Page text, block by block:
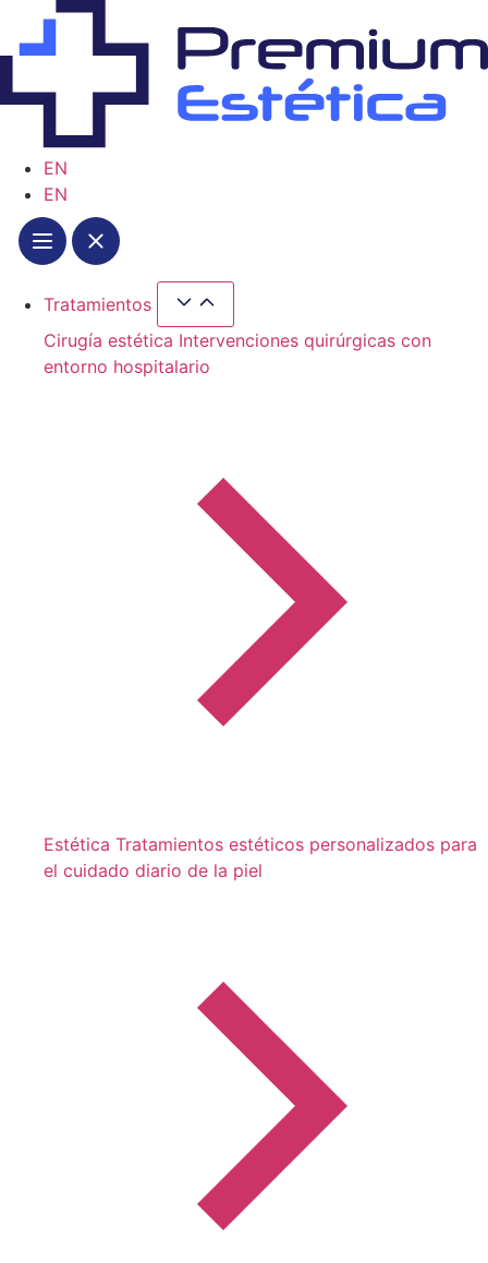
EN
EN
Tratamientos Cerrar Tratamientos
Cirugía estética Intervenciones quirúrgicas con
entorno hospitalario
Estética Tratamientos estéticos personalizados para
el cuidado diario de la piel